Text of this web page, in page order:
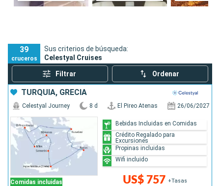
39
cruceros
Sus criterios de búsqueda:
Celestyal Cruises
Filtrar Ordenar
TURQUÍA, GRECIA
Comidas incluidas
Celestyal Journey 8 d El Pireo Atenas 26/06/2027
US$ 757 +Tasas
Bebidas Incluidas en Comidas
Crédito Regalado para
Excursiones
Propinas incluidas
Wifi incluido